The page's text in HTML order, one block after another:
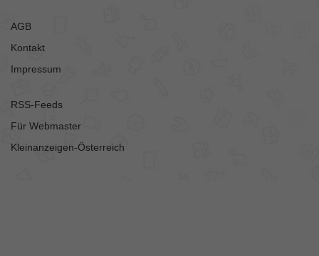
AGB
Kontakt
Impressum
RSS-Feeds
Für Webmaster
Kleinanzeigen-Österreich